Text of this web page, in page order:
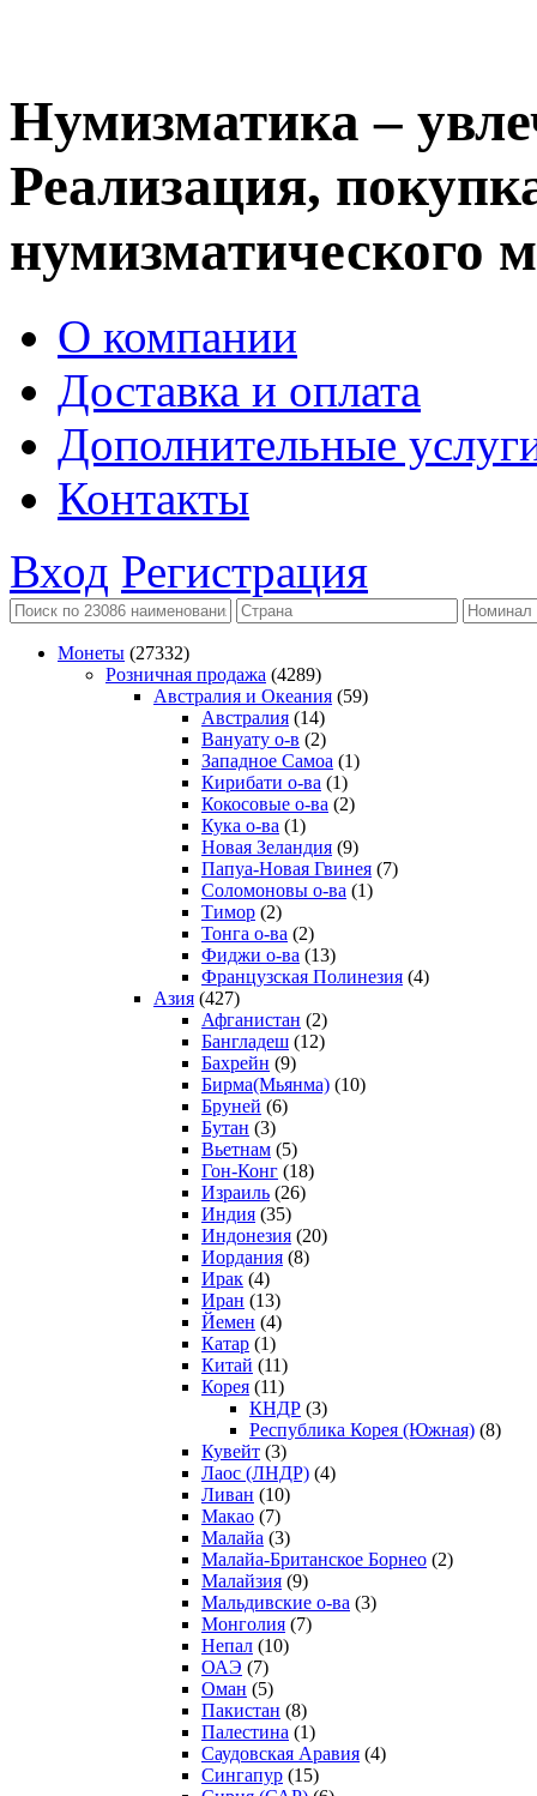
Нумизматика –
Реализация,
нумизматического
О компании
Доставка и оплата
Дополнительные
Контакты
Вход Регистрация
Монеты (27332)
Розничная продажа (4289)
Австралия и Океания (59)
Австралия (14)
Вануату о-в (2)
Западное Самоа (1)
Кирибати о-ва (1)
Кокосовые о-ва (2)
Кука о-ва (1)
Новая Зеландия (9)
Папуа-Новая Гвинея (7)
Соломоновы о-ва (1)
Тимор (2)
Тонга о-ва (2)
Фиджи о-ва (13)
Французская Полинезия (4)
Азия (427)
Афганистан (2)
Бангладеш (12)
Бахрейн (9)
Бирма(Мьянма) (10)
Бруней (6)
Бутан (3)
Вьетнам (5)
Гон-Конг (18)
Израиль (26)
Индия (35)
Индонезия (20)
Иордания (8)
Ирак (4)
Иран (13)
Йемен (4)
Катар (1)
Китай (11)
Корея (11)
КНДР (3)
Республика Корея (Южная) (8)
Кувейт (3)
Лаос (ЛНДР) (4)
Ливан (10)
Макао (7)
Малайа (3)
Малайа-Британское Борнео (2)
Малайзия (9)
Мальдивские о-ва (3)
Монголия (7)
Непал (10)
ОАЭ (7)
Оман (5)
Пакистан (8)
Палестина (1)
Саудовская Аравия (4)
Сингапур (15)